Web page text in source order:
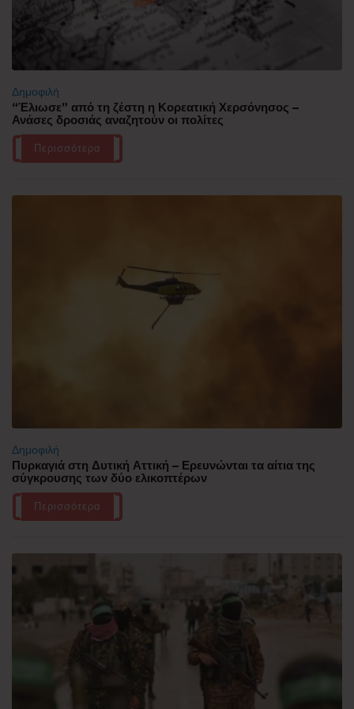
Δημοφιλή
“Έλιωσε” από τη ζέστη η Κορεατική Χερσόνησος –
Ανάσες δροσιάς αναζητούν οι πολίτες
Περισσότερα
Δημοφιλή
Πυρκαγιά στη Δυτική Αττική – Ερευνώνται τα αίτια της
σύγκρουσης των δύο ελικοπτέρων
Περισσότερα